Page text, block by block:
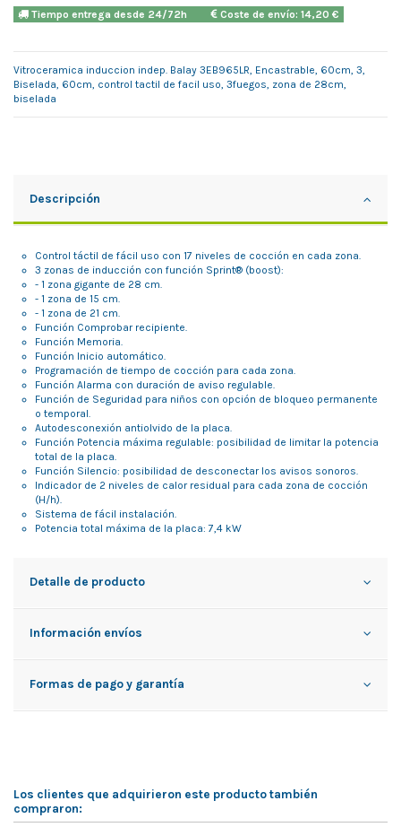
Tiempo entrega desde 24/72h Coste de envío: 14,20 €
Vitroceramica induccion indep. Balay 3EB965LR, Encastrable, 60cm, 3,
Biselada, 60cm, control tactil de facil uso, 3fuegos, zona de 28cm,
biselada
Descripción
Control táctil de fácil uso con 17 niveles de cocción en cada zona.
3 zonas de inducción con función Sprint® (boost):
- 1 zona gigante de 28 cm.
- 1 zona de 15 cm.
- 1 zona de 21 cm.
Función Comprobar recipiente.
Función Memoria.
Función Inicio automático.
Programación de tiempo de cocción para cada zona.
Función Alarma con duración de aviso regulable.
Función de Seguridad para niños con opción de bloqueo permanente
o temporal.
Autodesconexión antiolvido de la placa.
Función Potencia máxima regulable: posibilidad de limitar la potencia
total de la placa.
Función Silencio: posibilidad de desconectar los avisos sonoros.
Indicador de 2 niveles de calor residual para cada zona de cocción
(H/h).
Sistema de fácil instalación.
Potencia total máxima de la placa: 7,4 kW
Detalle de producto
Información envíos
Formas de pago y garantía
Los clientes que adquirieron este producto también
compraron: